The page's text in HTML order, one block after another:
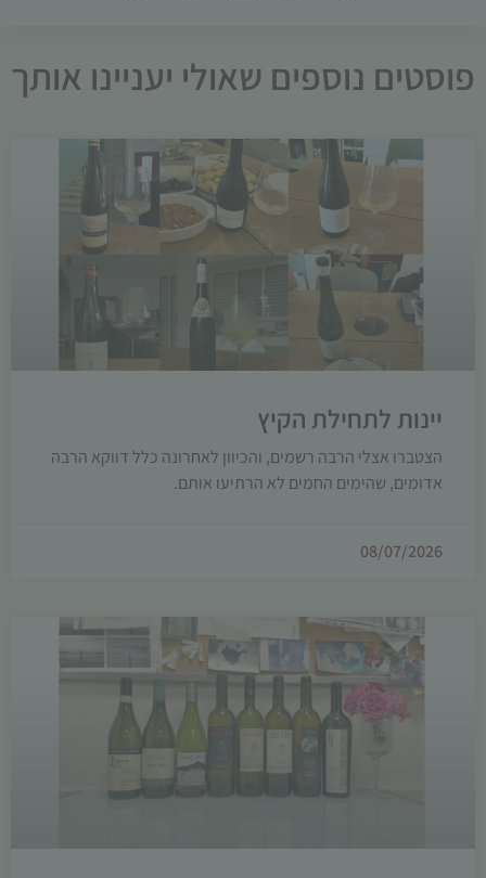
פוסטים נוספים שאולי יעניינו אותך
יינות לתחילת הקיץ
הצטברו אצלי הרבה רשמים, והכיוון לאחרונה כלל דווקא הרבה
אדומים, שהימים החמים לא הרתיעו אותם.
08/07/2026